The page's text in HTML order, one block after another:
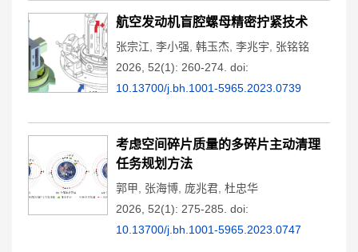
航空发动机盲腔螺母精密拧紧技术
张宗江 李小强 韩玉杰 李兆宇
张铭铭
2026, 52(1): 260-274. doi:
10.13700/j.bh.1001-5965.2023.0739
考虑空间碎片质量的多碎片主动清理
任务规划方法
郭甲 张海博 庞兆君 杜忠华
2026, 52(1): 275-285. doi:
10.13700/j.bh.1001-5965.2023.0747